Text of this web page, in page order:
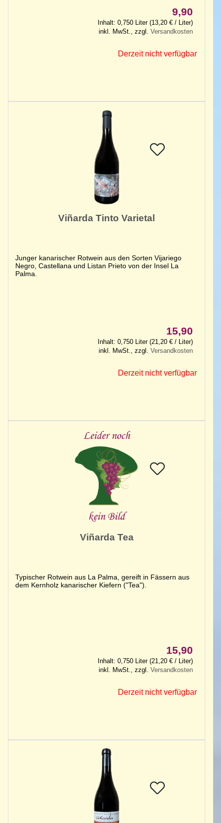
9,90
Inhalt: 0,750 Liter (13,20 € / Liter)
inkl. MwSt., zzgl.Versandkosten
Derzeit nicht verfügbar
Viñarda Tinto Varietal
Junger kanarischer Rotwein aus den Sorten Vijariego
Negro, Castellana und Listan Prieto von der Insel La
Palma.
15,90
Inhalt: 0,750 Liter (21,20 € / Liter)
inkl. MwSt., zzgl.Versandkosten
Derzeit nicht verfügbar
Viñarda Tea
Typischer Rotwein aus La Palma, gereift in Fässern aus
dem Kernholz kanarischer Kiefern ("Tea").
15,90
Inhalt: 0,750 Liter (21,20 € / Liter)
inkl. MwSt., zzgl.Versandkosten
Derzeit nicht verfügbar